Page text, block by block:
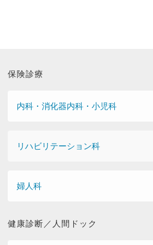
保険診療
内科・消化器内科・小児科
リハビリテーション科
婦人科
健康診断／人間ドック